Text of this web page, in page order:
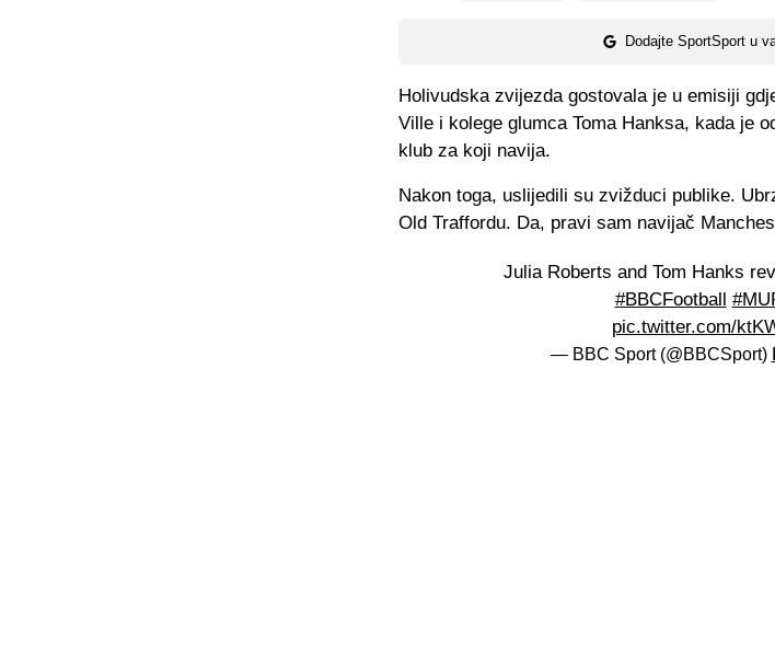
Dodajte SportSport u
Holivudska zvijezda gostovala je u emisiji
Ville i kolege glumca Toma Hanksa, kada je
klub za koji navija.
Nakon toga, uslijedili su zvižduci publike.
Old Traffordu. Da, pravi sam navijač
Julia Roberts and Tom Hanks
#BBCFootball
pic.twitter.com/
— BBC Sport (@BBCSport)